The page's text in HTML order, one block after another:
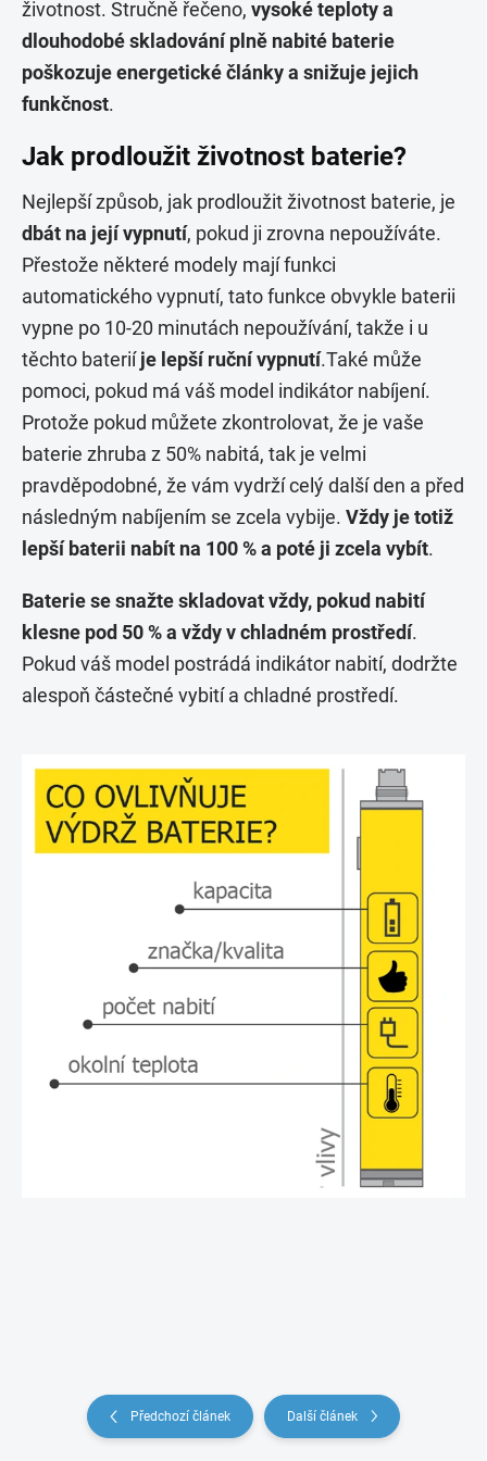
životnost. Stručně řečeno, vysoké teploty a
dlouhodobé skladování plně nabité baterie
poškozuje energetické články a snižuje jejich
funkčnost.
Jak prodloužit životnost baterie?
Nejlepší způsob, jak prodloužit životnost baterie, je
dbát na její vypnutí, pokud ji zrovna nepoužíváte.
Přestože některé modely mají funkci
automatického vypnutí, tato funkce obvykle baterii
vypne po 10-20 minutách nepoužívání, takže i u
těchto baterií je lepší ruční vypnutí.Také může
pomoci, pokud má váš model indikátor nabíjení.
Protože pokud můžete zkontrolovat, že je vaše
baterie zhruba z 50% nabitá, tak je velmi
pravděpodobné, že vám vydrží celý další den a před
následným nabíjením se zcela vybije. Vždy je totiž
lepší baterii nabít na 100 % a poté ji zcela vybít.
Baterie se snažte skladovat vždy, pokud nabití
klesne pod 50 % a vždy v chladném prostředí.
Pokud váš model postrádá indikátor nabití, dodržte
alespoň částečné vybití a chladné prostředí.
Předchozí článek Další článek